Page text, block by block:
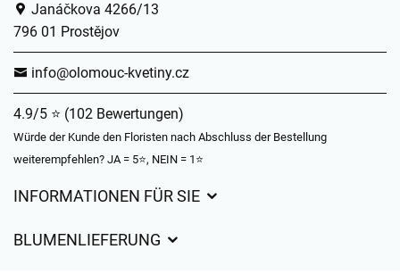
Janáčkova 4266/13
796 01 Prostějov
info@olomouc-kvetiny.cz
4.9/5 ⭐ (102 Bewertungen)
Würde der Kunde den Floristen nach Abschluss der Bestellung
weiterempfehlen? JA = 5⭐, NEIN = 1⭐
INFORMATIONEN FÜR SIE
BLUMENLIEFERUNG